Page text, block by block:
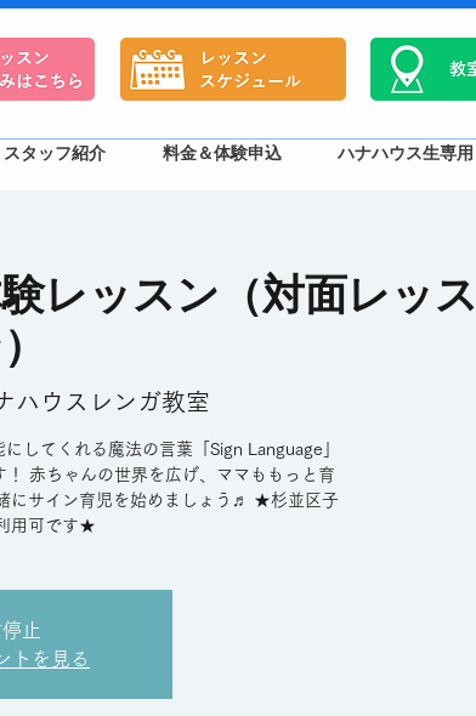
スタッフ紹介 料金＆体験申込 ハナハウス生専用
レッスン（対面レッス
ハウスレンガ教室
してくれる魔法の言葉「Sign Language」
赤ちゃんの世界を広げ、ママももっと育
にサイン育児を始めましょう♬ ★杉並区子
用可です★
止
トを見る